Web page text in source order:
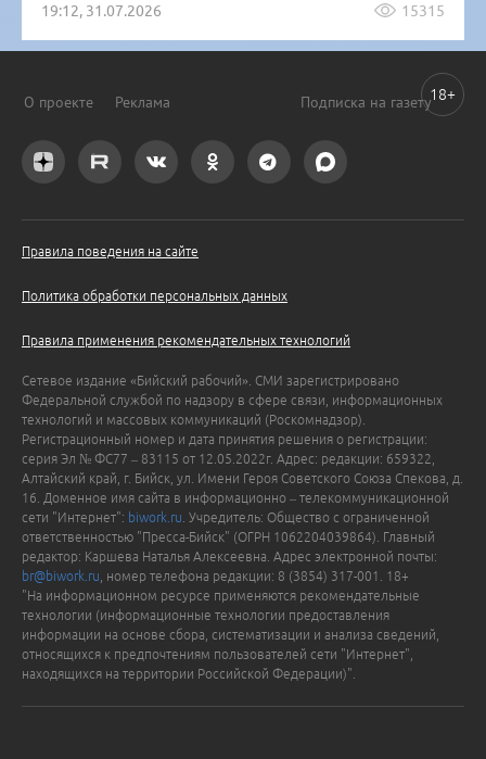
19:12, 31.07.2026 15315
О проекте Реклама Подписка на газету
Правила поведения на сайте
Политика обработки персональных данных
Правила применения рекомендательных технологий
Сетевое издание «Бийский рабочий». СМИ зарегистрировано
Федеральной службой по надзору в сфере связи, информационных
технологий и массовых коммуникаций (Роскомнадзор).
Регистрационный номер и дата принятия решения о регистрации:
серия Эл № ФС77 – 83115 от 12.05.2022г. Адрес: редакции: 659322,
Алтайский край, г. Бийск, ул. Имени Героя Советского Союза Спекова, д.
16. Доменное имя сайта в информационно – телекоммуникационной
сети "Интернет": biwork.ru . Учредитель: Общество с ограниченной
ответственностью "Пресса-Бийск" (ОГРН 1062204039864). Главный
редактор: Каршева Наталья Алексеевна. Адрес электронной почты:
br@biwork.ru , номер телефона редакции: 8 (3854) 317-001. 18+
"На информационном ресурсе применяются рекомендательные
технологии (информационные технологии предоставления
информации на основе сбора, систематизации и анализа сведений,
относящихся к предпочтениям пользователей сети "Интернет",
находящихся на территории Российской Федерации)".
18+